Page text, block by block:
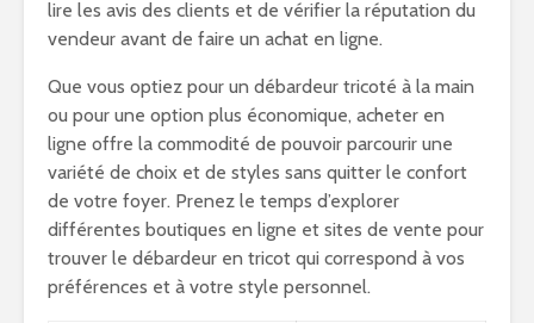
lire les avis des clients et de vérifier la réputation du
vendeur avant de faire un achat en ligne.
Que vous optiez pour un débardeur tricoté à la main
ou pour une option plus économique, acheter en
ligne offre la commodité de pouvoir parcourir une
variété de choix et de styles sans quitter le confort
de votre foyer. Prenez le temps d’explorer
différentes boutiques en ligne et sites de vente pour
trouver le débardeur en tricot qui correspond à vos
préférences et à votre style personnel.